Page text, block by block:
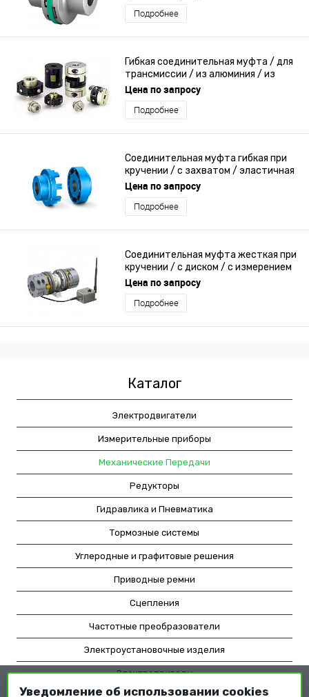
Подробнее
Гибкая соединительная муфта / для
трансмиссии / из алюминия / из
нержавеющей стали
Цена по запросу
Подробнее
Соединительная муфта гибкая при
кручении / с захватом / эластичная
/ для вентилятора
Цена по запросу
Подробнее
Соединительная муфта жесткая при
кручении / с диском / с измерением
момента / с фланцем
Цена по запросу
Подробнее
Каталог
Электродвигатели
Измерительные приборы
Механические Передачи
Редукторы
Гидравлика и Пневматика
Тормозные системы
Углеродные и графитовые решения
Приводные ремни
Сцепления
Частотные преобразователи
Электроустановочные изделия
Электроприводы
Уведомление об использовании cookies